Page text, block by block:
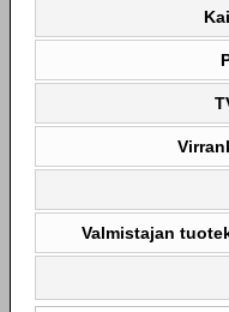
Valmistajan